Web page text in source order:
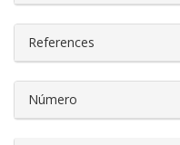
References
Número